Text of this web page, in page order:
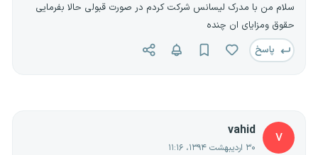
سلام من با مدرک لیسانس شرکت کردم در صورت قبولی حالا بفرمایی
حقوق ومزایای ان چنده
پاسخ
v
vahid
۳۰ اردیبهشت ۱۳۹۴، ۱۱:۱۶